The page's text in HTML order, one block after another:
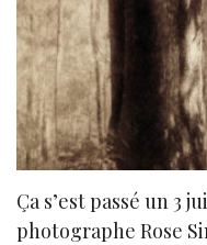
Ça s’est passé un 3
photographe Rose